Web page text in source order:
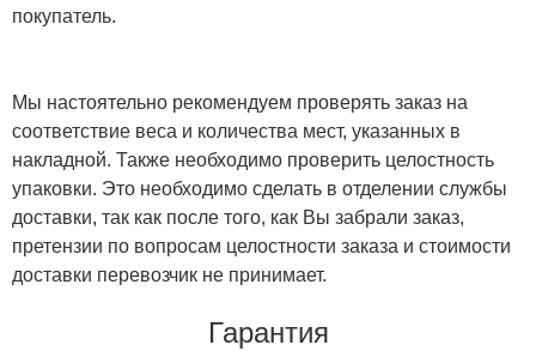
покупатель.
Мы настоятельно рекомендуем проверять заказ на
соответствие веса и количества мест, указанных в
накладной. Также необходимо проверить целостность
упаковки. Это необходимо сделать в отделении службы
доставки, так как после того, как Вы забрали заказ,
претензии по вопросам целостности заказа и стоимости
доставки перевозчик не принимает.
Гарантия